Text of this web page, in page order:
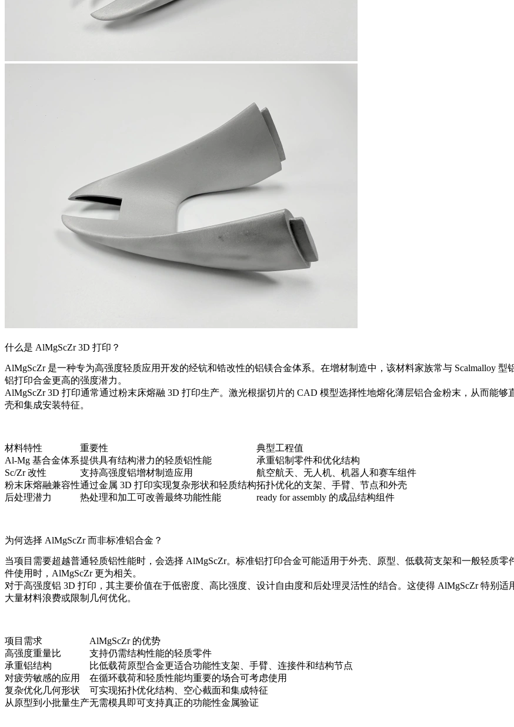
什么是 AlMgScZr 3D 打印？
AlMgScZr 是一种专为高强度轻质应用开发的经钪和锆改性的铝镁合金体系。在增材制造中，该材料家族常与 Scalmalloy
铝打印合金更高的强度潜力。
AlMgScZr 3D 打印通常通过粉末床熔融 3D 打印生产。激光根据切片的 CAD 模型选择性地熔化薄层铝合金粉末，从而能
壳和集成安装特征。
材料特性 重要性
典型工程值
Al-Mg 基合金体系提供具有结构潜力的轻质铝性能
承重铝制零件和优化结构
Sc/Zr 改性
支持高强度铝增材制造应用
航空航天、无人机、机器人和赛车组件
粉末床熔融兼容性通过金属 3D 打印实现复杂形状和轻质结构拓扑优化的支架、手臂、节点和外壳
后处理潜力
热处理和加工可改善最终功能性能 ready for assembly 的成品结构组件
为何选择 AlMgScZr 而非标准铝合金？
当项目需要超越普通轻质铝性能时，会选择 AlMgScZr。标准铝打印合金可能适用于外壳、原型、低载荷支架和一般轻质
件使用时，AlMgScZr 更为相关。
对于高强度铝 3D 打印，其主要价值在于低密度、高比强度、设计自由度和后处理灵活性的结合。这使得 AlMgScZr 特别
大量材料浪费或限制几何优化。
项目需求
AlMgScZr 的优势
高强度重量比
支持仍需结构性能的轻质零件
承重铝结构
比低载荷原型合金更适合功能性支架、手臂、连接件和结构节点
对疲劳敏感的应用
在循环载荷和轻质性能均重要的场合可考虑使用
复杂优化几何形状
可实现拓扑优化结构、空心截面和集成特征
从原型到小批量生产无需模具即可支持真正的功能性金属验证